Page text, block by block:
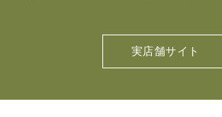
実店舗サイト